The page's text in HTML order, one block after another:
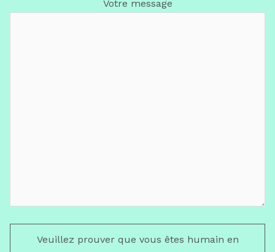
Votre message
Veuillez prouver que vous êtes humain en